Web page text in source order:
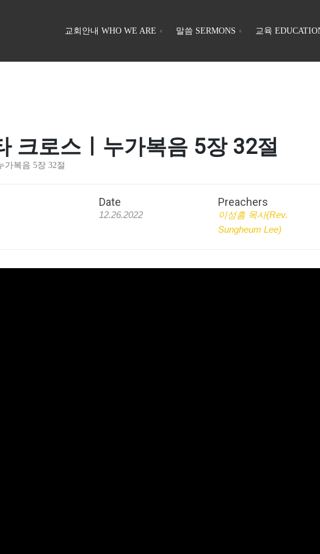
교회안내 WHO WE ARE 말씀 SERMONS 교육
크로스ㅣ누가복음 5장 32절
가복음 5장 32절
Date
12.26.2022
Preachers
이성흠 목사(Rev.
Sungheum Lee)